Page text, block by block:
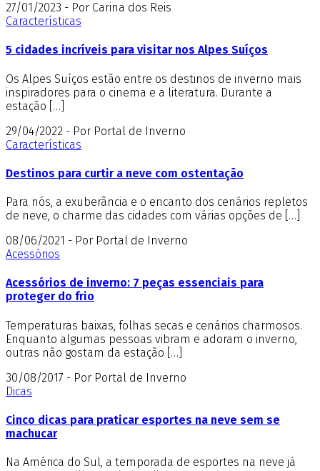
27/01/2023 - Por Carina dos Reis
Características
5 cidades incríveis para visitar nos Alpes Suíços
Os Alpes Suíços estão entre os destinos de inverno mais
inspiradores para o cinema e a literatura. Durante a
estação […]
29/04/2022 - Por Portal de Inverno
Características
Destinos para curtir a neve com ostentação
Para nós, a exuberância e o encanto dos cenários repletos
de neve, o charme das cidades com várias opções de […]
08/06/2021 - Por Portal de Inverno
Acessórios
Acessórios de inverno: 7 peças essenciais para
proteger do frio
Temperaturas baixas, folhas secas e cenários charmosos.
Enquanto algumas pessoas vibram e adoram o inverno,
outras não gostam da estação […]
30/08/2017 - Por Portal de Inverno
Dicas
Cinco dicas para praticar esportes na neve sem se
machucar
Na América do Sul, a temporada de esportes na neve já